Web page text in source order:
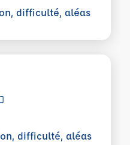
difficulté, aléas
difficulté, aléas